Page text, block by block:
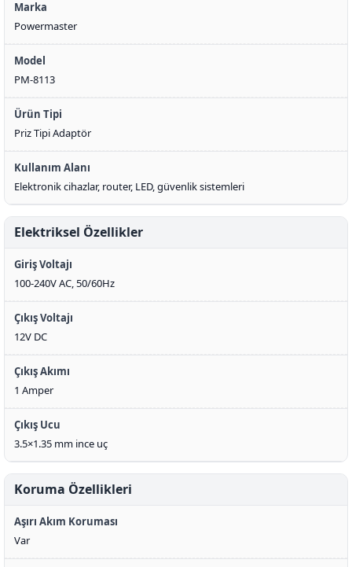
Marka
Powermaster
Model
PM-8113
Ürün Tipi
Priz Tipi Adaptör
Kullanım Alanı
Elektronik cihazlar, router, LED, güvenlik sistemleri
Elektriksel Özellikler
Giriş Voltajı
100-240V AC, 50/60Hz
Çıkış Voltajı
12V DC
Çıkış Akımı
1 Amper
Çıkış Ucu
3.5×1.35 mm ince uç
Koruma Özellikleri
Aşırı Akım Koruması
Var